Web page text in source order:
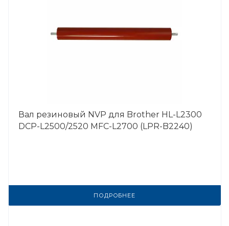
Вал резиновый NVP для Brother HL-L2300
DCP-L2500/2520 MFC-L2700 (LPR-B2240)
ПОДРОБНЕЕ